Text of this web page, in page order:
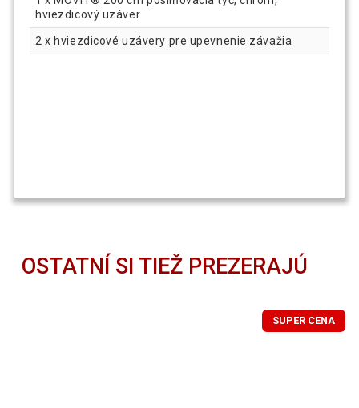
hviezdicový uzáver
2 x hviezdicové uzávery pre upevnenie závažia
OSTATNÍ SI TIEŽ PREZERAJÚ
SUPER CENA